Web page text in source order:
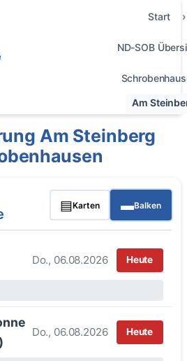
Start
ND-SOB
Am
Am Steinberg
▤Karten ▬Balken
Do., 06.08.2026 Heute
Do., 06.08.2026 Heute